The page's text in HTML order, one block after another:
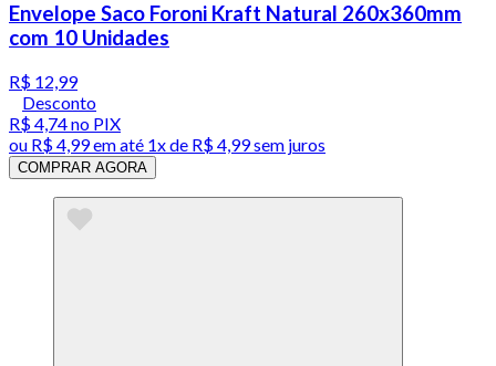
Envelope Saco Foroni Kraft Natural 260x360mm
com 10 Unidades
R$ 12,99
Desconto
R$ 4,74no PIX
ou R$ 4,99em até 1x de R$ 4,99sem juros
COMPRAR AGORA